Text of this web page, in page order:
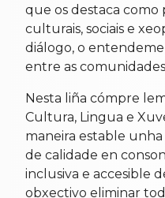
que os destaca como
culturais, sociais e
diálogo, o
entre as
Nesta liña cómpre
Cultura, Lingua e
maneira estable
de calidade en
inclusiva e accesible
obxectivo eliminar